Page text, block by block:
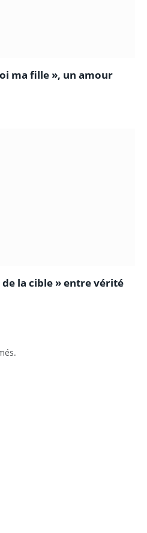
ma fille », un amour
de la cible » entre vérité